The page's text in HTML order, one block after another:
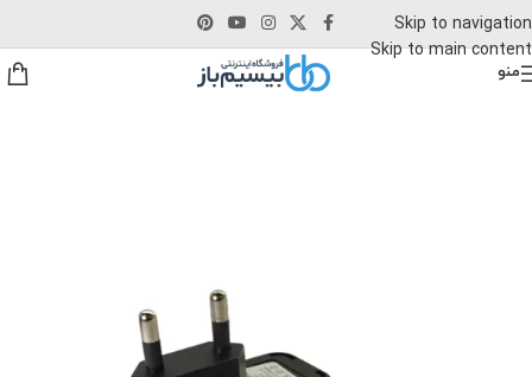
Skip to navigation
Skip to main content
منو